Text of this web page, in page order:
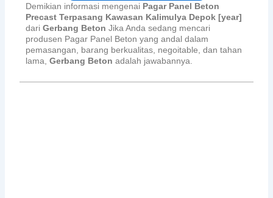
Demikian informasi mengenai Pagar Panel Beton
Precast Terpasang Kawasan Kalimulya Depok [year]
dariGerbang Beton Jika Anda sedang mencari
produsen Pagar Panel Beton yang andal dalam
pemasangan, barang berkualitas, negoitable, dan tahan
lama,Gerbang Betonadalah jawabannya.